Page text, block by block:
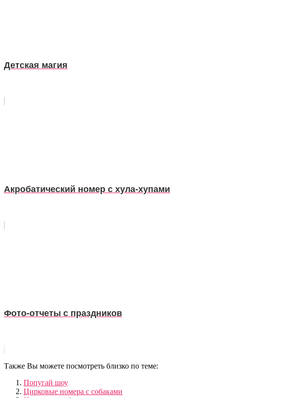
Детская магия
Акробатический номер с хула-хупами
Фото-отчеты с праздников
Также Вы можете посмотреть близко по теме:
Попугай шоу
Цирковые номера с собаками